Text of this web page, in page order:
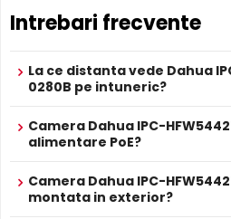
Termala
Nu
Audio in/out
1 intrare audio
Audio
si 1 iesire audio
in/out
1 intrare alarma
Alarma
si 1 iesire alarma
Alte functii
om
Intrebari frecvente
La ce distanta vede Dahua
0280B pe intuneric?
Camera Dahua IPC-
alimentare PoE?
Camera Dahua IPC-
montata in exterior?